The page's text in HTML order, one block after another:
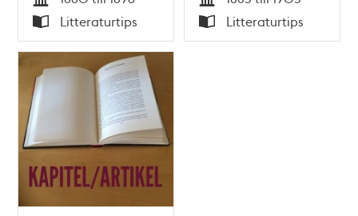
Tid
Typ
Litteraturtips Tid
Typ
Litteraturtips